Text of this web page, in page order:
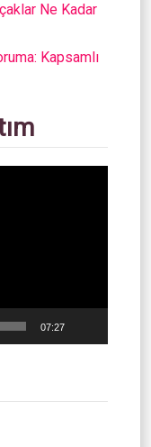
Ne Kadar
Kapsamlı
07:27